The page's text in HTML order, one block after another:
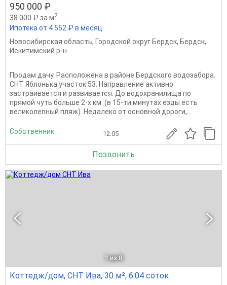
950 000 ₽
38 000 ₽ за м2
Ипотека от 4 552 ₽ в месяц
Новосибирская область, Городской округ Бердск, Бердск,
Искитимский р-н
Продам дачу. Расположена в районе Бердского водозабора.
СНТ Яблонька участок 53. Направление активно
застраивается и развивается. До водохранилища по
прямой чуть больше 2-х км. (в 15-ти минутах езды есть
великолепный пляж). Недалеко от основной дороги,...
Собственник 12.05
Позвонить
1 из 8
Коттедж/дом, СНТ Ива, 30 м², 6.04 соток